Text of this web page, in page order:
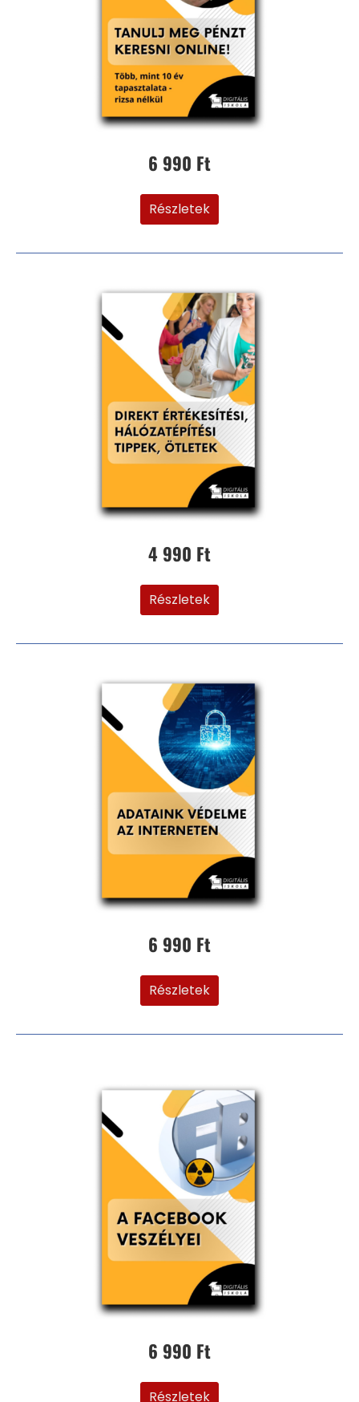
6 990 Ft
Részletek
4 990 Ft
Részletek
6 990 Ft
Részletek
6 990 Ft
Részletek